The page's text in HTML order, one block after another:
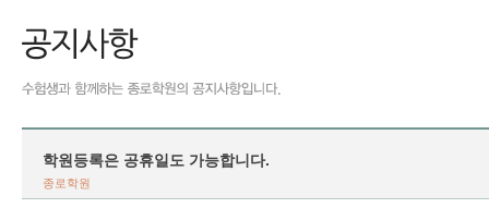
학원등록은 공휴일도 가능합니다.
종로학원